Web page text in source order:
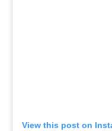
View this post on